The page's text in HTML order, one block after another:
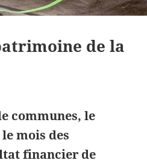
de la
communes, le
mois des
financier de